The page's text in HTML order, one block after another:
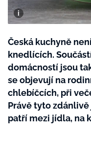
Rady a tipy
Česká kuchyně
knedlících.
domácností jsou
se objevují na
chlebíčcích, při
Právě tyto
patří mezi jídla, na